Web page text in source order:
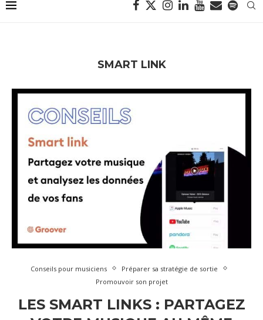
SMART LINK
Conseils pour musiciens
Préparer sa stratégie de sortie
Promouvoir son projet
LES SMART LINKS : PARTAGEZ